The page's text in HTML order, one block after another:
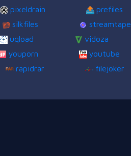
pixeldrain prefiles
silkfiles streamtape
uqload vidoza
youporn youtube
rapidrar filejoker